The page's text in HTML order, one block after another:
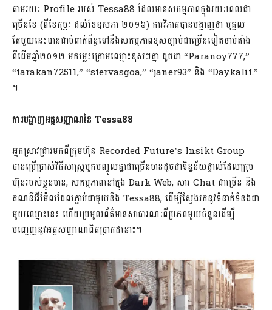
តាមរយៈ Profile របស់ Tessa88 ដែលមានសកម្មភាពក្នុងរយៈពេលជា
ច្រើនខែ (ពីខែកុម្ភៈ ដល់ខែឧសភា ២០១៦) ការវិភាគបានបង្ហាញថា បុគ្គល
តែមួយនេះបានជាប់ពាក់ព័ន្ធទៅនឹងសកម្មភាពខុសច្បាប់ជាច្រើនទៀតចាប់តាំង
ពីដើមឆ្នាំ២០១២ មកម្លេះក្រោមឈ្មោះខុសៗគ្នា​ ដូចជា “Paranoy777,”
“tarakan72511,” “stervasgoa,” “janer93” និង “Daykalif.”
។
ការបង្ហាញអត្តសញ្ញាណនៃ​ Tessa88
អ្នកស្រាវជ្រាវមកពីក្រុមហ៊ុន Recorded Future’s Insikt Group
បានប្រើ​ប្រាស់វិធីសាស្ត្របូកបញ្ចូលគ្នាជាច្រើនមានដូចជាទិន្នន័យផ្ទាល់ដែលក្រុម
ហ៊ុនរបស់ខ្លួនមាន, សកម្មភាពនៅក្នុង Dark Web, សារ Chat ជាច្រើន និង
គណនីអ៊ីម៉ែលដែលភ្ជាប់ជាមួយនឹង Tessa88, ដើម្បីស្វែងរកនូវទំនាក់ទំនងជា
មួយឈ្មោះនេះ ហើយប្រមូលព័ត៌មានសាធារណៈពីប្រភពមួយចំនួនដើម្បី
បញ្ចេញនូវអត្តសញ្ញាណពិតប្រាកដនោះ។